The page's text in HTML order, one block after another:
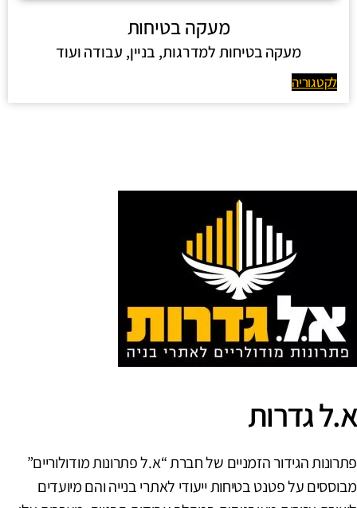
מעקה בטיחות
מעקה בטיחות למדרגות, בניין, עבודה ועוד
לקטגוריה
גדרות
הגידור הזמניים של חברת “א.ל פתרונות מודולוריים​”
על פטנט בטיחות ייעודי לאתרי בנייה והם מיועדים